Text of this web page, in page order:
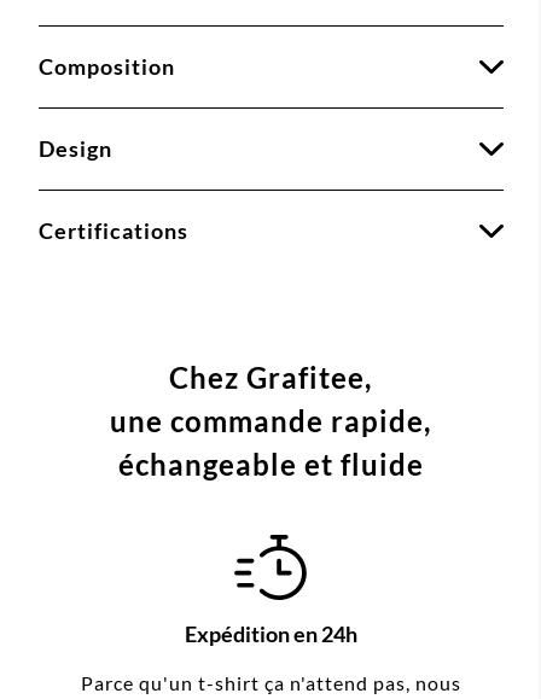
Composition
Design
Certifications
Chez Grafitee,
une commande rapide,
échangeable et fluide
Expédition en 24h
Parce qu'un t-shirt ça n'attend pas, nous